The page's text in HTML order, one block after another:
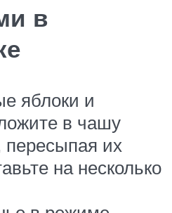
в
яблоки и
в чашу
пересыпая их
на несколько